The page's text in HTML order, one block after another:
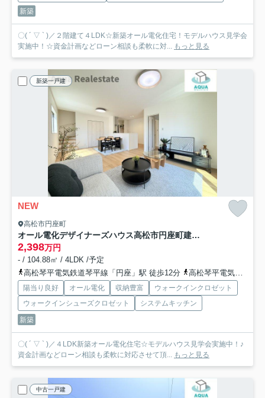
新築
〇( ´ ▽ ` )／２階建て４LDK☆新築オール電化住宅！モデルハウス見学会
実施中！☆資金計画などローン相談も柔軟に対... もっと見る
新築一戸建
NEW
高松市円座町
オール電化デザイナーズハウス高松市円座町建売⑬
2,398万円
- / 104.88㎡ / 4LDK /予定
高松琴平電気鉄道琴平線「円座」駅 徒歩12分
高松琴平電気鉄道琴平線「一宮」駅 徒歩30分
陽当り良好 オール電化 収納豊富
ウォークインクロゼット
ウォークインシューズクロゼット
システムキッチン
新築
〇( ´ ▽ ` )／４LDK新築オール電化住宅☆モデルハウス見学会実施中！♪
資金計画などローン相談も柔軟に対応させて頂... もっと見る
中古一戸建